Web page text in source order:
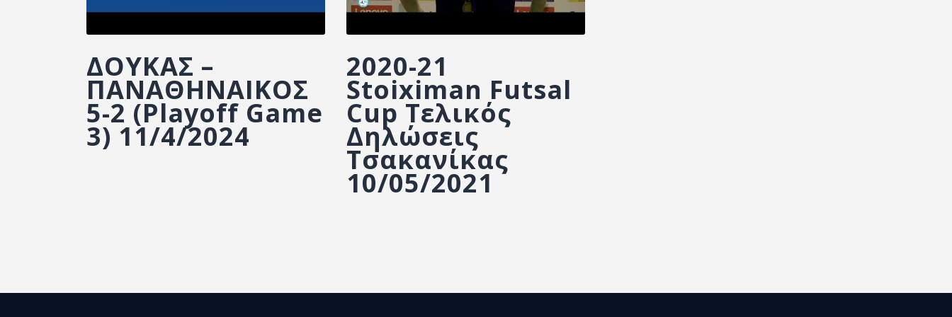
ΔΟΥΚΑΣ –
ΠΑΝΑΘΗΝΑΙΚΟΣ
5-2 (Playoff Game
3) 11/4/2024
2020-21
Stoiximan Futsal
Cup Τελικός
Δηλώσεις
Τσακανίκας
10/05/2021